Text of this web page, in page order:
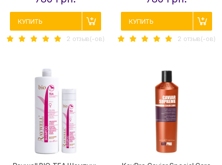
КУПИТЬ
2 отзыв(-ов)
КУПИТЬ
2 отзыв(-ов)